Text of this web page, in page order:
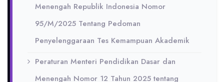
Menengah Republik Indonesia Nomor
95/M/2025 Tentang Pedoman
Penyelenggaraan Tes Kemampuan Akademik
Peraturan Menteri Pendidikan Dasar dan
Menengah Nomor 12 Tahun 2025 tentang